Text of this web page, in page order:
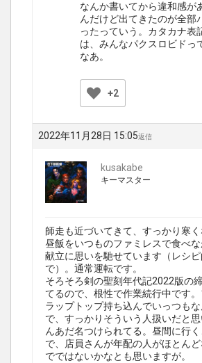
なんか書いてから違和感が
んだけど出てきたのが全部
ったっていう。カタカナ表
は、みんなパクスロビドっ
なあ。
+2
2022年11月28日 15:05返信
kusakabe
キーマスター
師走も近づいてきて、すっかり寒く
昼飯をいつものファミレスで食べ
献立に思いを馳せています（レシ
で）。通常運転です。
そろそろ剣の聖刻年代記2022版の
てるので、根性で作業続行中です
ラップトップ持ち込んでいっつも
で、すっかりそういう人扱いだと
んあだ名つけられてる。昼間に行
で、店員さんが年配の人がほとん
でではないかなとも思いますが。